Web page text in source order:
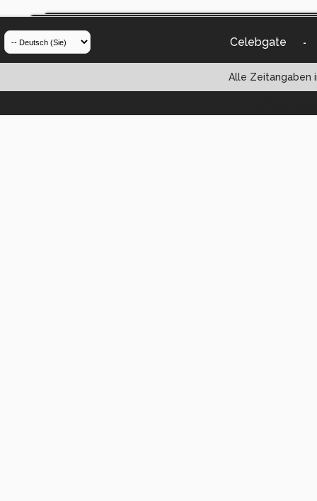
Celebgate -
Alle Zeitangaben